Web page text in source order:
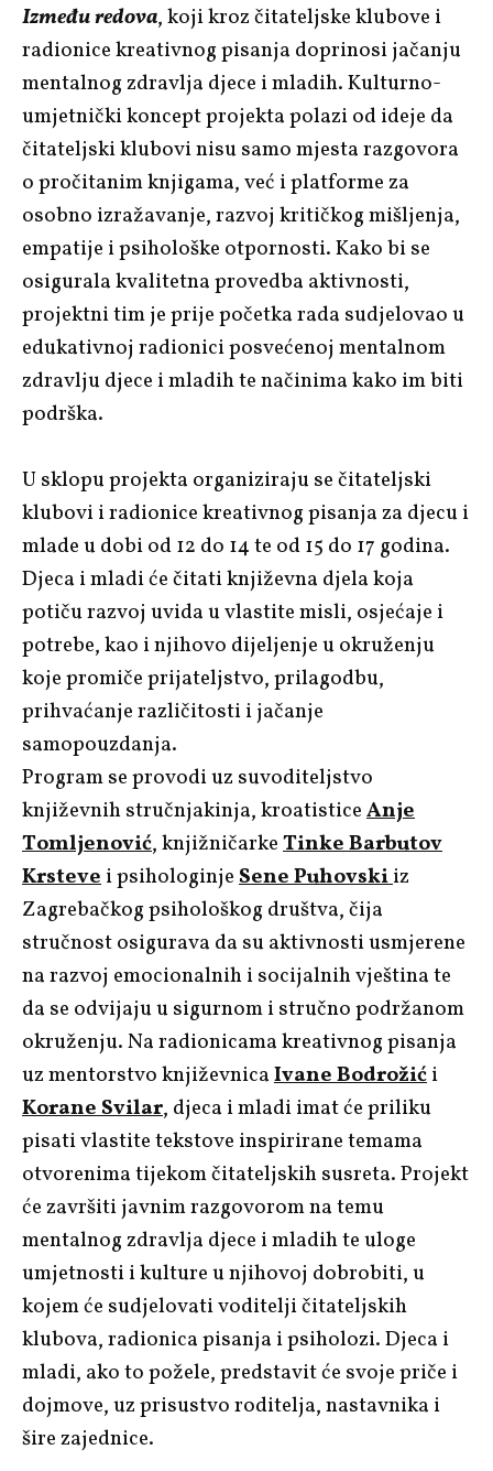
Između redova, koji kroz čitateljske klubove i
radionice kreativnog pisanja doprinosi jačanju
mentalnog zdravlja djece i mladih. Kulturno-
umjetnički koncept projekta polazi od ideje da
čitateljski klubovi nisu samo mjesta razgovora
o pročitanim knjigama, već i platforme za
osobno izražavanje, razvoj kritičkog mišljenja,
empatije i psihološke otpornosti. Kako bi se
osigurala kvalitetna provedba aktivnosti,
projektni tim je prije početka rada sudjelovao u
edukativnoj radionici posvećenoj mentalnom
zdravlju djece i mladih te načinima kako im biti
podrška.
U sklopu projekta organiziraju se čitateljski
klubovi i radionice kreativnog pisanja za djecu i
mlade u dobi od 12 do 14 te od 15 do 17 godina.
Djeca i mladi će čitati književna djela koja
potiču razvoj uvida u vlastite misli, osjećaje i
potrebe, kao i njihovo dijeljenje u okruženju
koje promiče prijateljstvo, prilagodbu,
prihvaćanje različitosti i jačanje
samopouzdanja.
Program se provodi uz suvoditeljstvo
književnih stručnjakinja, kroatisticeAnje
Tomljenović, knjižničarkeTinke Barbutov
Krstevei psihologinjeSene Puhovskiiz
Zagrebačkog psihološkog društva, čija
stručnost osigurava da su aktivnosti usmjerene
na razvoj emocionalnih i socijalnih vještina te
da se odvijaju u sigurnom i stručno podržanom
okruženju. Na radionicama kreativnog pisanja
uz mentorstvo književnicaIvane Bodrožići
Korane Svilar, djeca i mladi imat će priliku
pisati vlastite tekstove inspirirane temama
otvorenima tijekom čitateljskih susreta. Projekt
će završiti javnim razgovorom na temu
mentalnog zdravlja djece i mladih te uloge
umjetnosti i kulture u njihovoj dobrobiti, u
kojem će sudjelovati voditelji čitateljskih
klubova, radionica pisanja i psiholozi. Djeca i
mladi, ako to požele, predstavit će svoje priče i
dojmove, uz prisustvo roditelja, nastavnika i
šire zajednice.